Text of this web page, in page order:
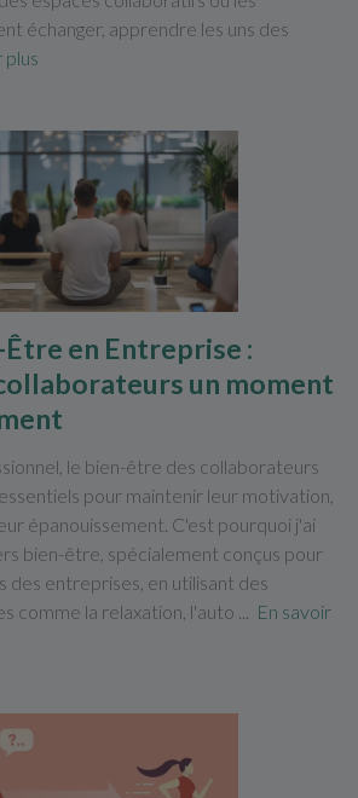
échanger, apprendre les uns des
plus
en Entreprise :
un moment
le bien-être des collaborateurs
pour maintenir leur motivation,
épanouissement. C'est pourquoi j'ai
bien-être, spécialement conçus pour
des entreprises, en utilisant des
comme la relaxation, l'auto ...
En savoir